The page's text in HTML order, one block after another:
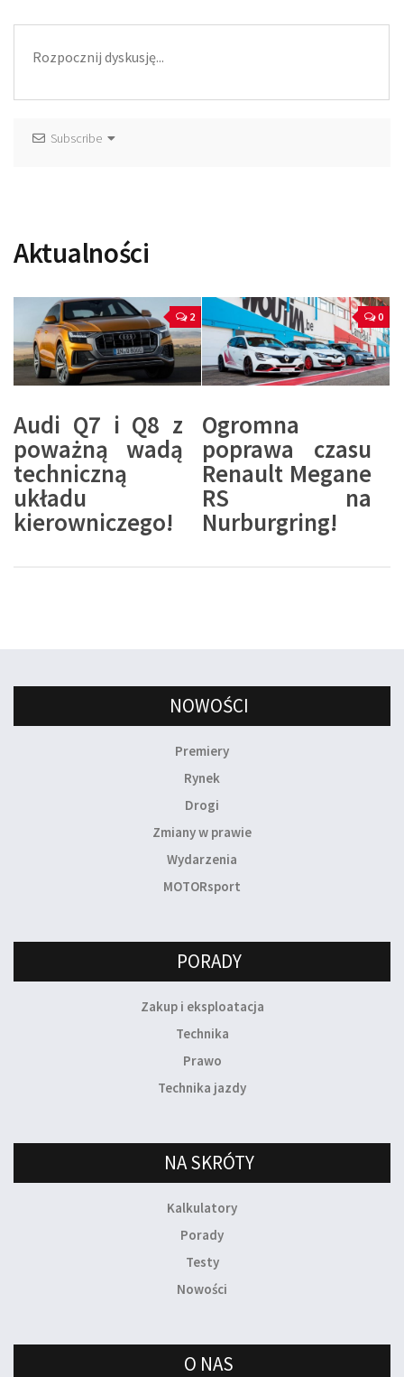
Subscribe
Aktualności
2
Audi Q7 i Q8 z
poważną wadą
techniczną
układu
kierowniczego!
0
Ogromna
poprawa czasu
Renault Megane
RS na
Nurburgring!
NOWOŚCI
Premiery
Rynek
Drogi
Zmiany w prawie
Wydarzenia
MOTORsport
PORADY
Zakup i eksploatacja
Technika
Prawo
Technika jazdy
NA SKRÓTY
Kalkulatory
Porady
Testy
Nowości
O NAS